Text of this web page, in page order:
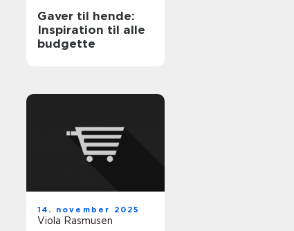
Gaver til hende:
Inspiration til alle
budgette
14. november 2025
Viola Rasmusen